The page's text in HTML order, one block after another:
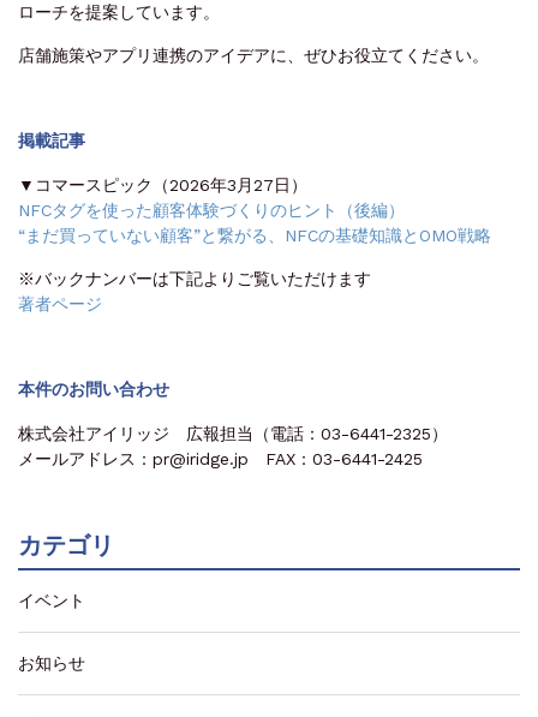
ローチを提案しています。
店舗施策やアプリ連携のアイデアに、ぜひお役立てください。
掲載記事
▼コマースピック（2026年3月27日）
NFCタグを使った顧客体験づくりのヒント（後編）
“まだ買っていない顧客”と繋がる、NFCの基礎知識とOMO戦略
※バックナンバーは下記よりご覧いただけます
著者ページ
本件のお問い合わせ
株式会社アイリッジ 広報担当（電話：03-6441-2325）
メールアドレス：pr@iridge.jp FAX：03-6441-2425
カテゴリ
イベント
お知らせ